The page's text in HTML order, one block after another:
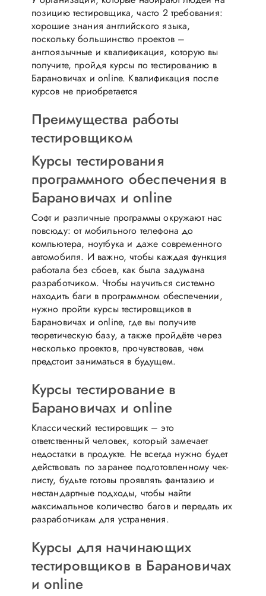
позицию тестировщика, часто 2 требования:
хорошие знания английского языка,
поскольку большинство проектов –
англоязычные и квалификация, которую вы
получите, пройдя курсы по тестированию в
Барановичах и online. Квалификация после
курсов не приобретается
Преимущества работы
тестировщиком
Курсы тестирования
программного обеспечения в
Барановичах и online
Софт и различные программы окружают нас
повсюду: от мобильного телефона до
компьютера, ноутбука и даже современного
автомобиля. И важно, чтобы каждая функция
работала без сбоев, как была задумана
разработчиком. Чтобы научиться системно
находить баги в программном обеспечении,
нужно пройти курсы тестировщиков в
Барановичах и online, где вы получите
теоретическую базу, а также пройдёте через
несколько проектов, прочувствовав, чем
предстоит заниматься в будущем.
Курсы тестирование в
Барановичах и online
Классический тестировщик – это
ответственный человек, который замечает
недостатки в продукте. Не всегда нужно будет
действовать по заранее подготовленному чек-
листу, будьте готовы проявлять фантазию и
нестандартные подходы, чтобы найти
максимальное количество багов и передать их
разработчикам для устранения.
Курсы для начинающих
тестировщиков в Барановичах
и online